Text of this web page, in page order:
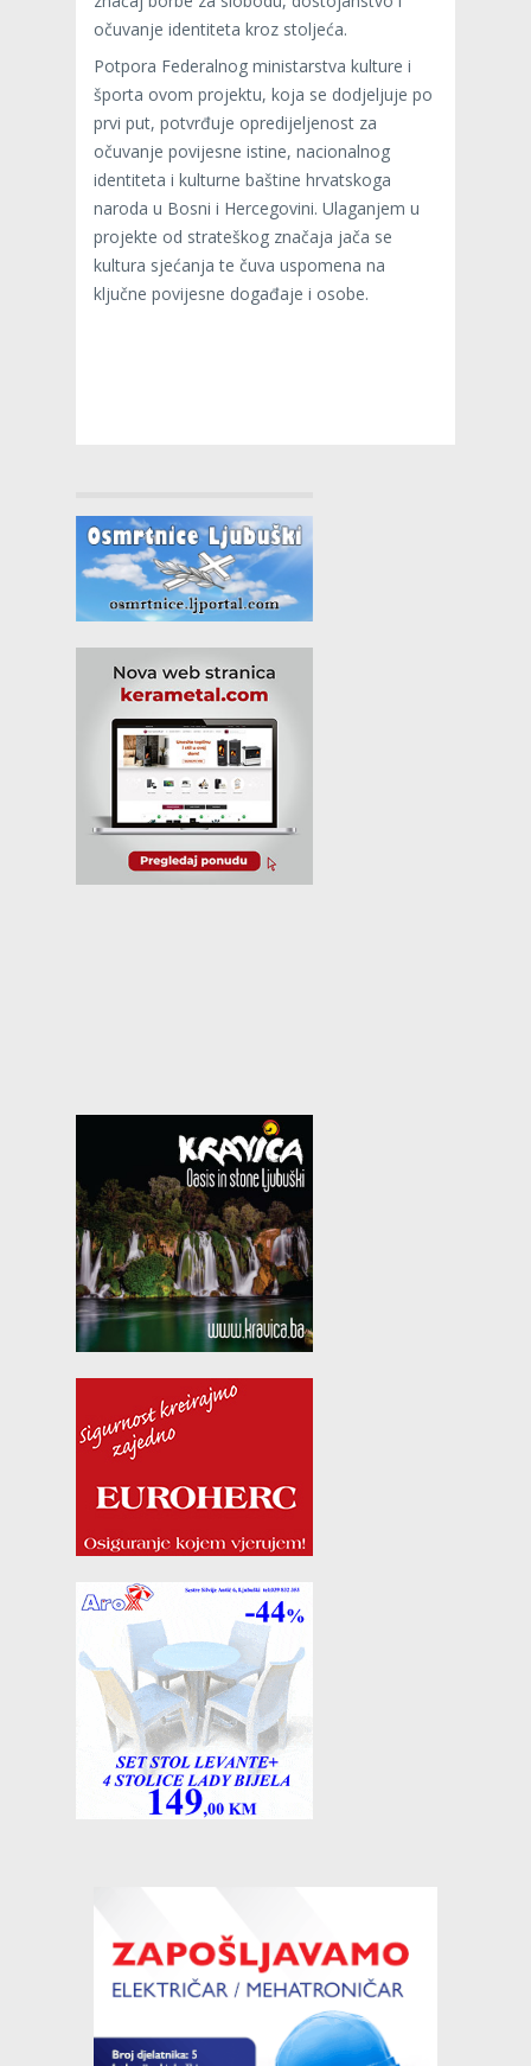
očuvanje identiteta kroz stoljeća.
Potpora Federalnog ministarstva kulture i
športa ovom projektu, koja se dodjeljuje po
prvi put, potvrđuje opredijeljenost za
očuvanje povijesne istine, nacionalnog
identiteta i kulturne baštine hrvatskoga
naroda u Bosni i Hercegovini. Ulaganjem u
projekte od strateškog značaja jača se
kultura sjećanja te čuva uspomena na
ključne povijesne događaje i osobe.